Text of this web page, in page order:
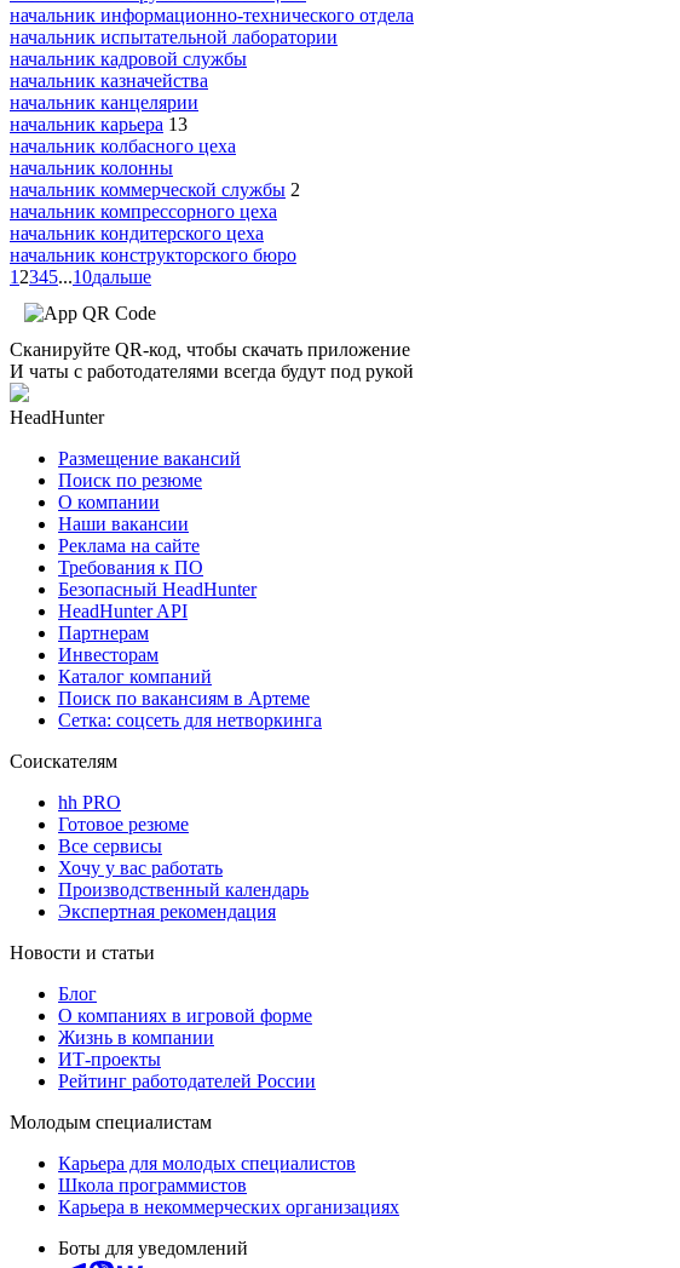
начальник информационно-технического отдела
начальник испытательной лаборатории
начальник кадровой службы
начальник казначейства
начальник канцелярии
начальник карьера 13
начальник колбасного цеха
начальник колонны
начальник коммерческой службы 2
начальник компрессорного цеха
начальник кондитерского цеха
начальник конструкторского бюро
1 2345...10дальше
Сканируйте QR-код, чтобы скачать приложение
И чаты с работодателями всегда будут под рукой
HeadHunter
Размещение вакансий
Поиск по резюме
О компании
Наши вакансии
Реклама на сайте
Требования к ПО
Безопасный HeadHunter
HeadHunter API
Партнерам
Инвесторам
Каталог компаний
Поиск по вакансиям в Артеме
Сетка: соцсеть для нетворкинга
Соискателям
hh PRO
Готовое резюме
Все сервисы
Хочу у вас работать
Производственный календарь
Экспертная рекомендация
Новости и статьи
Блог
О компаниях в игровой форме
Жизнь в компании
ИТ-проекты
Рейтинг работодателей России
Молодым специалистам
Карьера для молодых специалистов
Школа программистов
Карьера в некоммерческих организациях
Боты для уведомлений